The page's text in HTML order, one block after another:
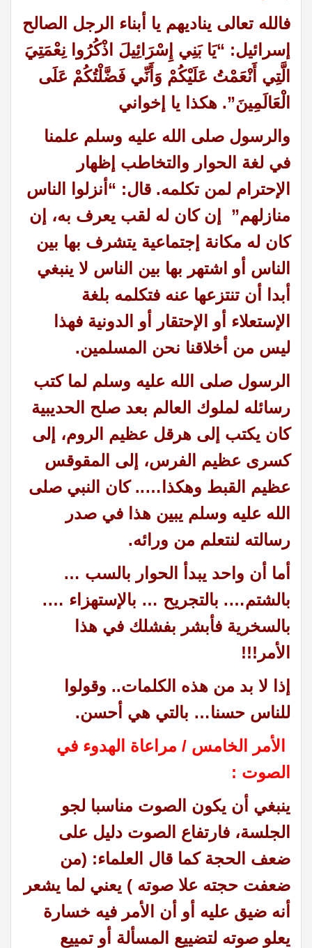
فالله تعالى يناديهم يا أبناء الرجل الصالح
إسرائيل: “يَا بَنِي إِسْرَائِيلَ اذْكُرُوا نِعْمَتِيَ
الَّتِي أَنْعَمْتُ عَلَيْكُمْ وَأَنِّي فَضَّلْتُكُمْ عَلَى
الْعَالَمِينَ”. هكذا يا إخواني
والرسول صلى الله عليه وسلم علمنا
في لغة الحوار والتخاطب إظهار
الإحترام لمن تكلمه. قال: “أنزلوا الناس
منازلهم” إن كان له لقب يعرف به، إن
كان له مكانة إجتماعية يتشرف بها بين
الناس أو اشتهر بها بين الناس لا ينبغي
أبدا أن تنتزعها عنه فتكلمه بلغة
الإستعلاء أو الإحتقار أو الدونية فهذا
ليس من أخلاقنا نحن المسلمين.
الرسول صلى الله عليه وسلم لما كتب
رسائله لملوك العالم بعد صلح الحديبية
كان يكتب إلى هرقل عظيم الروم، إلى
كسرى عظيم الفرس، إلى المقوقس
عظيم القبط وهكذا…..كان النبي صلى
الله عليه وسلم يبين هذا في صدر
رسالته لنتعلم من ورائه.
أما أن واحد يبدأ الحوار بالسب …
بالشتم…. بالتجريح … بالإستهزاء ….
بالسخرية فأبشر بفشلك في هذا
الأمر!!!
إذا لا بد من هذه الكلمات.. وقولوا
للناس حسنا… بالتي هي أحسن.
الأمر الخامس / مراعاة الهدوء في
الصوت :
ينبغي أن يكون الصوت مناسبا لجو
الجلسة، فارتفاع الصوت دليل على
ضعف الحجة كما قال العلماء: (من
ضعفت حجته علا صوته ) يعني لما يشعر
أنه ضيق عليه أو أن الأمر فيه خسارة
يعلو صوته لتضييع المسألة أو تمييع